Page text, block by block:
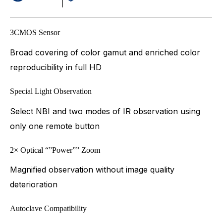
3CMOS Sensor
Broad covering of color gamut and enriched color
reproducibility in full HD
Special Light Observation
Select NBI and two modes of IR observation using
only one remote button
2× Optical “”Power”” Zoom
Magnified observation without image quality
deterioration
Autoclave Compatibility